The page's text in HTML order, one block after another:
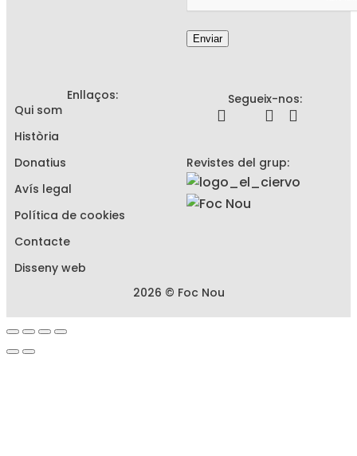
Enviar
Enllaços:
Qui som
Història
Donatius
Avís legal
Política de cookies
Contacte
Disseny web
Segueix-nos:
Revistes del grup:
2026 © Foc Nou